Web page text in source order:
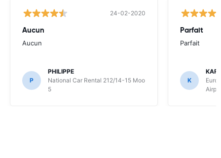
24-02-2020
Aucun
Aucun
P
PHILIPPE
National Car Rental 212/14-15 Moo
5
Parfait
Parfait
K